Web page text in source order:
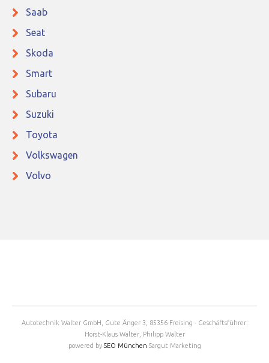
Saab
Seat
Skoda
Smart
Subaru
Suzuki
Toyota
Volkswagen
Volvo
Autotechnik Walter GmbH, Gute Änger 3, 85356 Freising - Geschäftsführer:
Horst-Klaus Walter, Philipp Walter
powered by SEO München Sargut Marketing